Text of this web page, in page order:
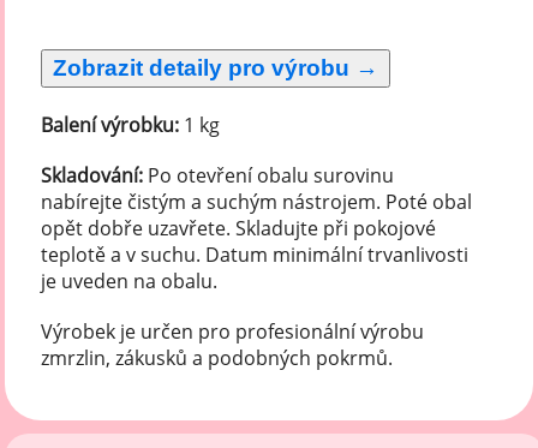
Balení výrobku: 1 kg
Skladování: Po otevření obalu surovinu
nabírejte čistým a suchým nástrojem. Poté obal
opět dobře uzavřete. Skladujte při pokojové
teplotě a v suchu. Datum minimální trvanlivosti
je uveden na obalu.
Výrobek je určen pro profesionální výrobu
zmrzlin, zákusků a podobných pokrmů.